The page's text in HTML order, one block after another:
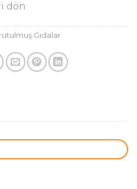
dön
Gıdalar